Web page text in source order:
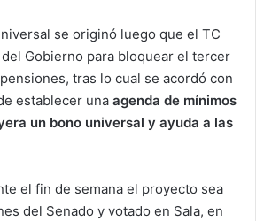
se originó luego que el TC
Gobierno para bloquear el tercer
tras lo cual se acordó con
establecer una agenda de mínimos
un bono universal y ayuda a las
el fin de semana el proyecto sea
del Senado y votado en Sala, en